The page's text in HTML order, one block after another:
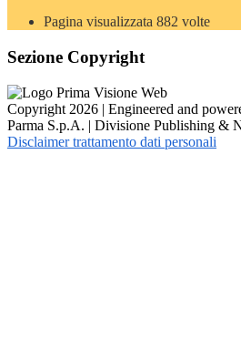
Pagina visualizzata 882 volte
Sezione Copyright
Copyright 2026 | Engineered and
Parma S.p.A. | Divisione Publishing &
Disclaimer trattamento dati personali